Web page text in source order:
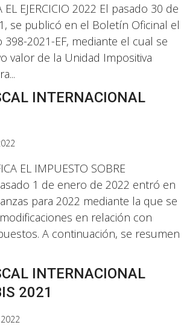
EL EJERCICIO 2022 El pasado 30 de
se publicó en el Boletín Oficinal el
2021-EF, mediante el cual se
valor de la Unidad Impositiva
INTERNACIONAL
EL IMPUESTO SOBRE
1 de enero de 2022 entró en
para 2022 mediante la que se
en relación con
A continuación, se resumen
INTERNACIONAL
2021